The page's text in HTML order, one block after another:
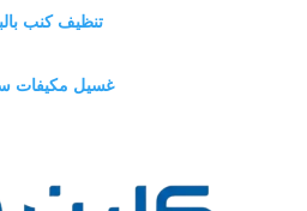
تنظيف كنب
غسيل مكيفات